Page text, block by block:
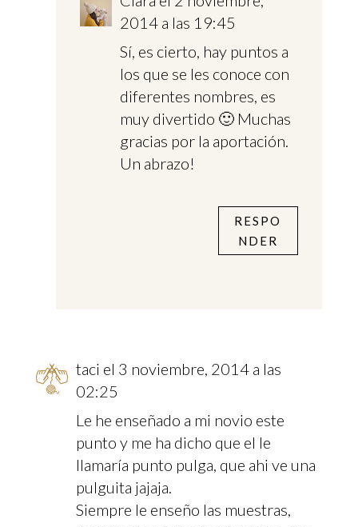
2014 a las 19:45
Sí, es cierto, hay puntos a
los que se les conoce con
diferentes nombres, es
muy divertido 🙂 Muchas
gracias por la aportación.
Un abrazo!
RESPO
NDER
taci el 3 noviembre, 2014 a las
02:25
Le he enseñado a mi novio este
punto y me ha dicho que el le
llamaría punto pulga, que ahi ve una
pulguita jajaja.
Siempre le enseño las muestras,